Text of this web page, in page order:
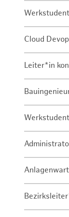
Cloud
Leiter*in